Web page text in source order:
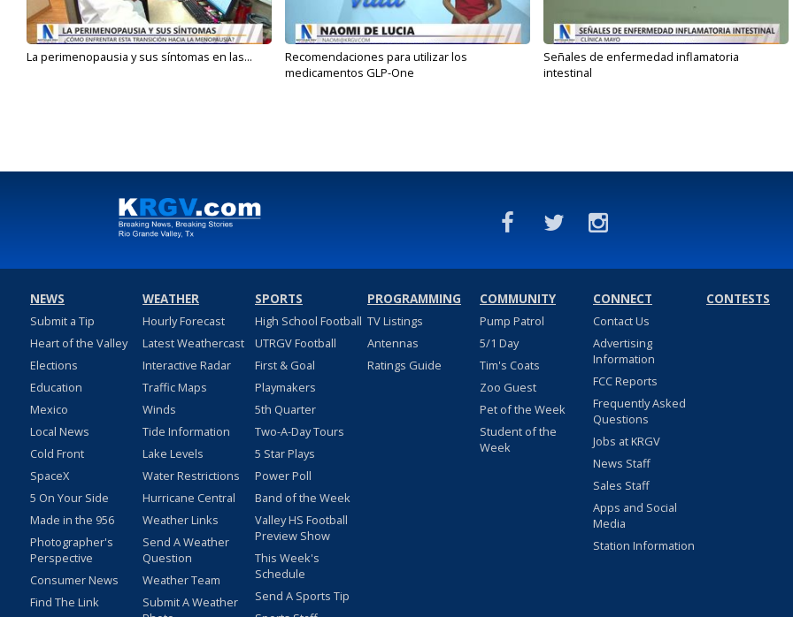
La perimenopausia y sus síntomas en las...
Recomendaciones para utilizar los
medicamentos GLP-One
Señales de enfermedad inflamatoria
intestinal
NEWS
Submit a Tip
Heart of the Valley
Elections
Education
Mexico
Local News
Cold Front
SpaceX
5 On Your Side
Made in the 956
Photographer's
Perspective
Consumer News
Find The Link
WEATHER
Hourly Forecast
Latest Weathercast
Interactive Radar
Traffic Maps
Winds
Tide Information
Lake Levels
Water Restrictions
Hurricane Central
Weather Links
Send A Weather
Question
Weather Team
Submit A Weather
SPORTS
High School Football
UTRGV Football
First & Goal
Playmakers
5th Quarter
Two-A-Day Tours
5 Star Plays
Power Poll
Band of the Week
Valley HS Football
Preview Show
This Week's
Schedule
Send A Sports Tip
PROGRAMMING
TV Listings
Antennas
Ratings Guide
COMMUNITY
Pump Patrol
5/1 Day
Tim's Coats
Zoo Guest
Pet of the Week
Student of the
Week
CONNECT
Contact Us
Advertising
Information
FCC Reports
Frequently Asked
Questions
Jobs at KRGV
News Staff
Sales Staff
Apps and Social
Media
Station Information
CONTESTS